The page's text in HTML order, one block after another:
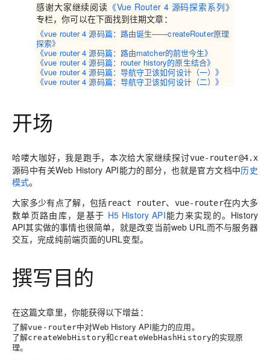
感谢大家继续阅读 《Vue Router 4 源码探索系列》
专栏，你可以在下面找到往期文章：
《vue router 4 源码篇：路由诞生——createRouter原理
探索》
《vue router 4 源码篇：路由matcher的前世今生》
《vue router 4 源码篇：router history的原生结合》
《vue router 4 源码篇：导航守卫该如何设计（一）》
《vue router 4 源码篇：导航守卫该如何设计（二）》
开场
哈喽大咖好，我是跑手，本次给大家继续探讨vue-router@4.x
源码中有关Web History API能力的部分，也就是官方文档中历史
模式。
大家多少有点了解，包括react router、 vue-router在内大多
数单页路由库，是基于 H5 History API能力来实现的。History
API其实做的事情也很简单，就是改变当前web URL而不与服务器
交互，完成纯前端页面的URL变型。
撰写目的
在这篇文章里，你能获得以下增益：
了解vue-router中对Web History API能力的应用。
了解createWebHistory和createWebHashHistory的实现原
理。